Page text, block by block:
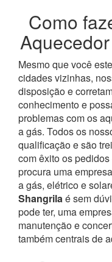
Como
Mesmo que você
cidades vizinhas,
disposição e
conhecimento e
problemas com os
a gás. Todos os
qualificação e são
com êxito os
procura uma
a gás, elétrico e
Shangrilaé sem
pode ter, uma
manutenção e
também centrais de